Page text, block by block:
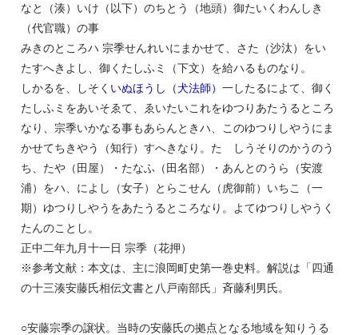
なと（湊）いけ（以下）のちとう（地頭）御たいくわんしき
（代官職）の事
みきのところハ 宗季せんれいにまかせて、さた（沙汰）をい
たすへきよし、御くたしふミ（下文）を給ハるものなり。
しかるを、しそく いぬほうし（犬法師）一したるによて、御く
たしふミをあいそゑて、ゑいたいこれをゆつりあたうるところ
なり、宗季いかなる事もあらんときハ、このゆつりしやうにま
かせてちきやう（知行）すへきなり。たゝしうそりのかうのう
ち、たや（田屋）・たなふ（田名部）・あんとのうら（安渡
浦）をハ、によし（女子）とらこせん（虎御前）いちこ（一
期）ゆつりしやうをあたうるところなり。よてゆつりしやうく
たんのことし。
正中二年九月十一日 宗季（花押）
※参考文献：本文は、主に浪岡町史第一巻史料。解説は「四通
の十三湊安藤氏相伝文書と八戸南部氏」斉藤利男氏。
○安藤宗季の譲状。当時の安藤氏の拠点となる地域を知りうる